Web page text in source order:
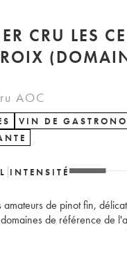
CRU LES
AOC
VIN DE
L INTENSITÉ
amateurs de pinot fin,
de référence de